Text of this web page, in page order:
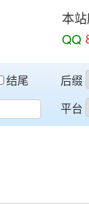
本
QQ
结尾
后缀
平台